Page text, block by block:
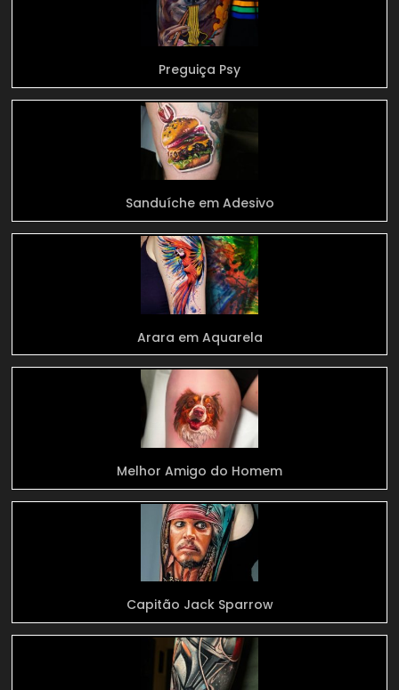
Preguiça Psy
Sanduíche em Adesivo
Arara em Aquarela
Melhor Amigo do Homem
Capitão Jack Sparrow